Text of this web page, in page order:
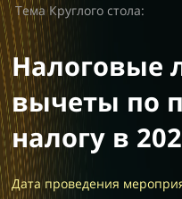
Тема Круглого стола:
Налоговые
вычеты по
налогу в
Дата проведения